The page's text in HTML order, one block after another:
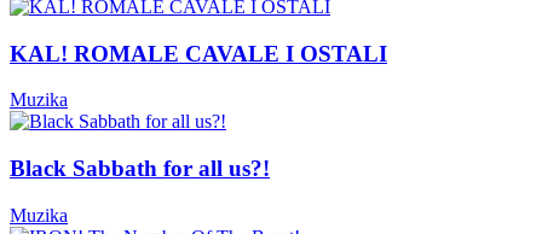
KAL! ROMALE CAVALE I OSTALI
Muzika
Black Sabbath for all us?!
Muzika